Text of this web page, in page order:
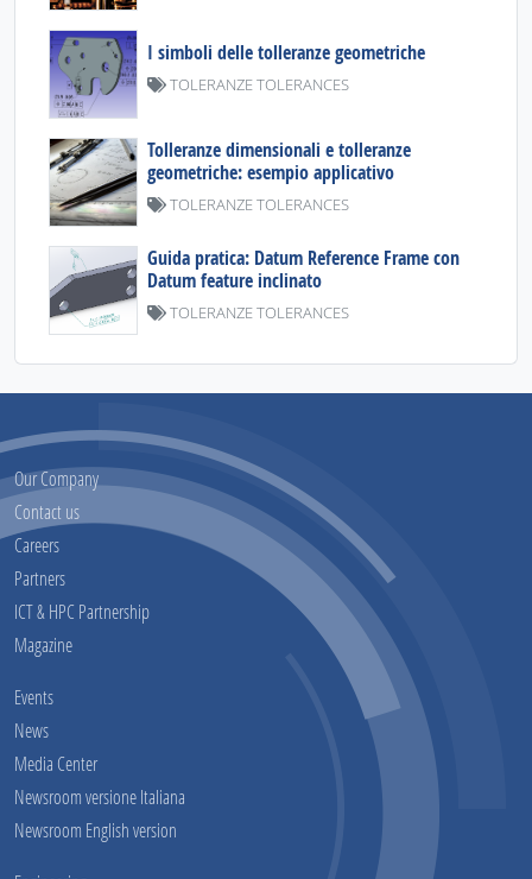
I simboli delle tolleranze geometriche
TOLERANZE TOLERANCES
Tolleranze dimensionali e tolleranze
geometriche: esempio applicativo
TOLERANZE TOLERANCES
Guida pratica: Datum Reference Frame con
Datum feature inclinato
TOLERANZE TOLERANCES
Our Company
Contact us
Careers
Partners
ICT & HPC Partnership
Magazine
Events
News
Media Center
Newsroom versione Italiana
Newsroom English version